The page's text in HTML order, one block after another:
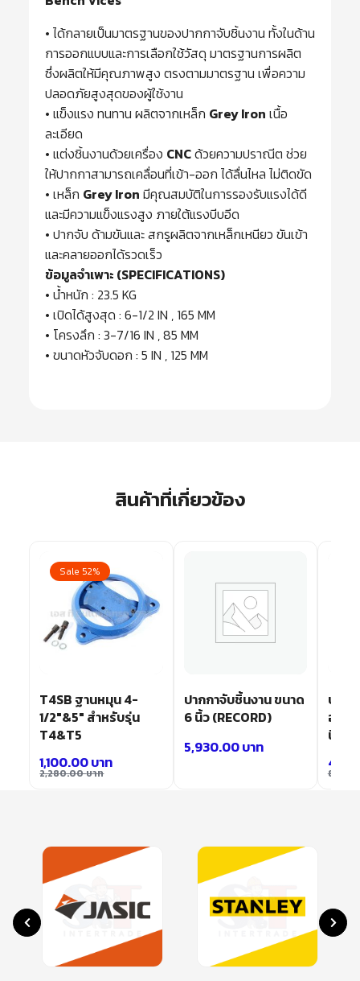
• ได้กลายเป็นมาตรฐานของปากกาจับชิ้นงาน ทั้งในด้าน
การออกแบบและการเลือกใช้วัสดุ มาตรฐานการผลิต
ซึ่งผลิตให้มีคุณภาพสูง ตรงตามมาตรฐาน เพื่อความ
ปลอดภัยสูงสุดของผู้ใช้งาน
• แข็งแรง ทนทาน ผลิตจากเหล็ก Grey Iron เนื้อ
ละเอียด
• แต่งชิ้นงานด้วยเครื่อง CNCด้วยความปราณีต ช่วย
ให้ปากกาสามารถเคลื่อนที่เข้า-ออก ได้ลื่นไหล ไม่ติดขัด
• เหล็ก Grey Iron มีคุณสมบัติในการรองรับแรงได้ดี
และมีความแข็งแรงสูง ภายใต้แรงบีบอีด
• ปากจับ ด้ามขันและ สกรูผลิตจากเหล็กเหนียว ขันเข้า
และคลายออกได้รวดเร็ว
ข้อมูลจำเพาะ (SPECIFICATIONS)
• น้ำหนัก : 23.5 KG
• เปิดได้สูงสุด : 6-1/2 IN , 165 MM
• โครงลึก : 3-7/16 IN , 85 MM
• ขนาดหัวจับดอก : 5 IN , 125 MM
สินค้าที่เกี่ยวข้อง
Sale 52%
T4SB ฐานหมุน 4-
1/2″&5″ สำหรับรุ่น
T4&T5
2,280.00บาท
1,100.00บาท
ปากกาจับชิ้นงาน ขนาด
6 นิ้ว (RECORD)
5,930.00บาท
ปาก
อเน
นิ้ว